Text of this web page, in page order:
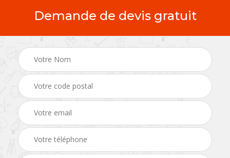
Demande de devis gratuit